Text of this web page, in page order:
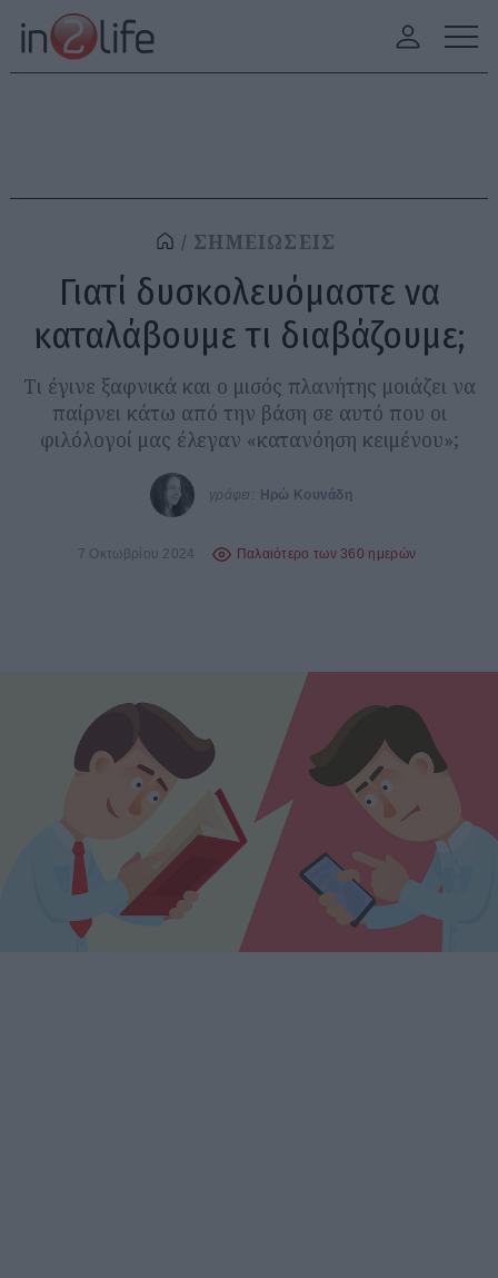
ΣΗΜΕΙΩΣΕΙΣ
Γιατί δυσκολευόμαστε να
καταλάβουμε τι διαβάζουμε;
Τι έγινε ξαφνικά και ο μισός πλανήτης μοιάζει να
παίρνει κάτω από την βάση σε αυτό που οι
φιλόλογοί μας έλεγαν «κατανόηση κειμένου»;
γράφει: Ηρώ Κουνάδη
7 Οκτωβρίου 2024 Παλαιότερο των 360 ημερών